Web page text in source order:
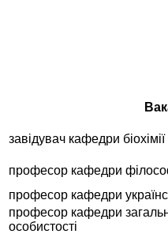
завідувач кафедри біохімії
професор кафедри
професор кафедри
професор кафедри
особистості